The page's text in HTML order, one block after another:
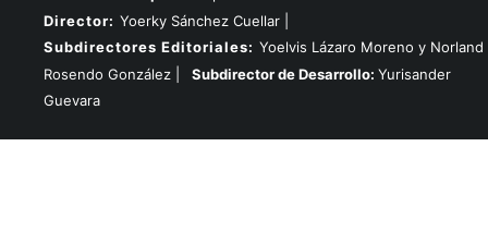
Director: Yoerky Sánchez Cuellar |
Subdirectores Editoriales: Yoelvis Lázaro Moreno y Norland
Rosendo González |
Subdirector de Desarrollo: Yurisander
Guevara